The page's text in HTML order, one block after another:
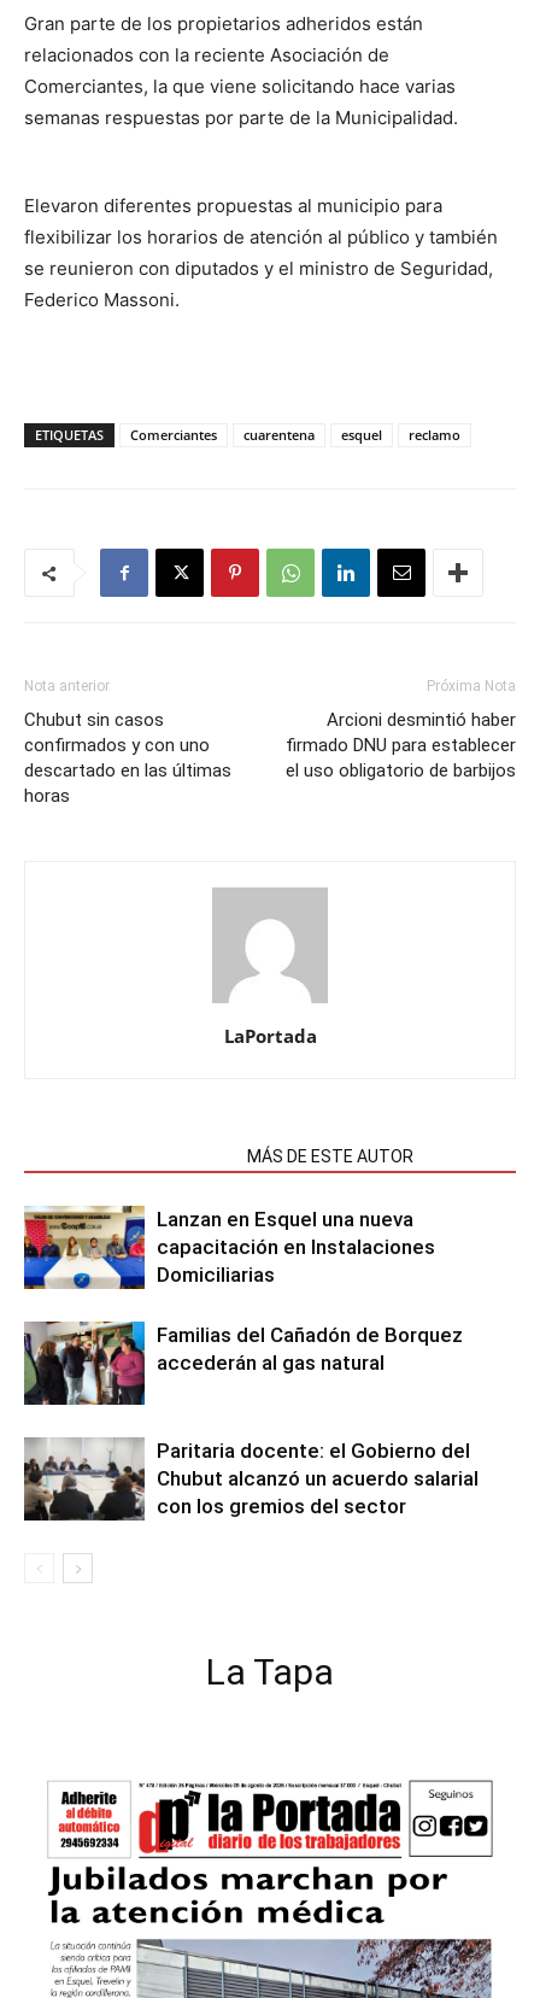
Gran parte de los propietarios adheridos están
relacionados con la reciente Asociación de
Comerciantes, la que viene solicitando hace varias
semanas respuestas por parte de la Municipalidad.
Elevaron diferentes propuestas al municipio para
flexibilizar los horarios de atención al público y también
se reunieron con diputados y el ministro de Seguridad,
Federico Massoni.
ETIQUETAS Comerciantes cuarentena esquel reclamo
Nota anterior
Chubut sin casos
confirmados y con uno
descartado en las últimas
horas
Próxima Nota
Arcioni desmintió haber
firmado DNU para establecer
el uso obligatorio de barbijos
LaPortada
MÁS DE ESTE AUTOR
Lanzan en Esquel una nueva
capacitación en Instalaciones
Domiciliarias
Familias del Cañadón de Borquez
accederán al gas natural
Paritaria docente: el Gobierno del
Chubut alcanzó un acuerdo salarial
con los gremios del sector
La Tapa